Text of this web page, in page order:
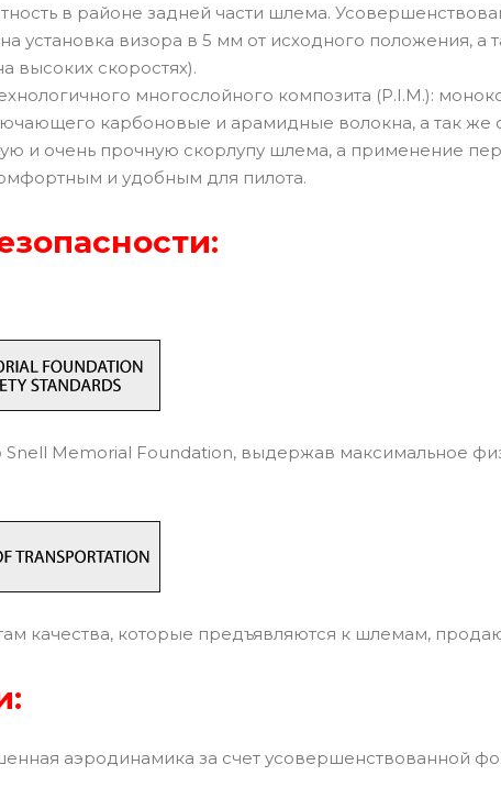
в районе задней части шлема.
установка визора в 5 мм от исходного положения, а
высоких скоростях).
многослойного композита (P.I.M.):
карбоновые и арамидные волокна, а так же
и очень прочную скорлупу шлема, а применение
и удобным для пилота.
Memorial Foundation, выдержав максимальное
качества, которые предъявляются к шлемам,
аэродинамика за счет усовершенствованной